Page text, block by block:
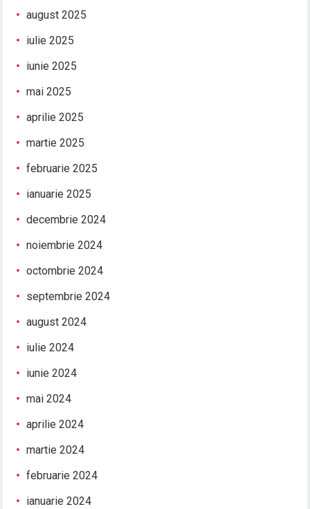
august 2025
iulie 2025
iunie 2025
mai 2025
aprilie 2025
martie 2025
februarie 2025
ianuarie 2025
decembrie 2024
noiembrie 2024
octombrie 2024
septembrie 2024
august 2024
iulie 2024
iunie 2024
mai 2024
aprilie 2024
martie 2024
februarie 2024
ianuarie 2024